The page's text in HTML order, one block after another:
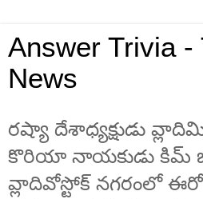
Answer Trivia -
News
ర‌ష్యా దేశాధ్య‌క్షుడు
కొరియా నాయ‌కుడు కిమ్
వ్లాదివోస్టోక్ న‌గ‌రంలో